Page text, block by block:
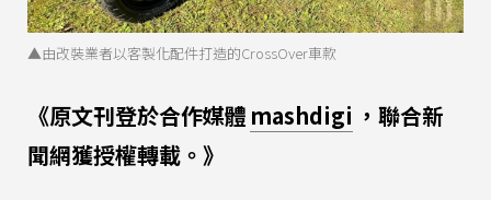
▲由改裝業者以客製化配件打造的CrossOver車款
《原文刊登於合作媒體 mashdigi ，聯合新
聞網獲授權轉載。》